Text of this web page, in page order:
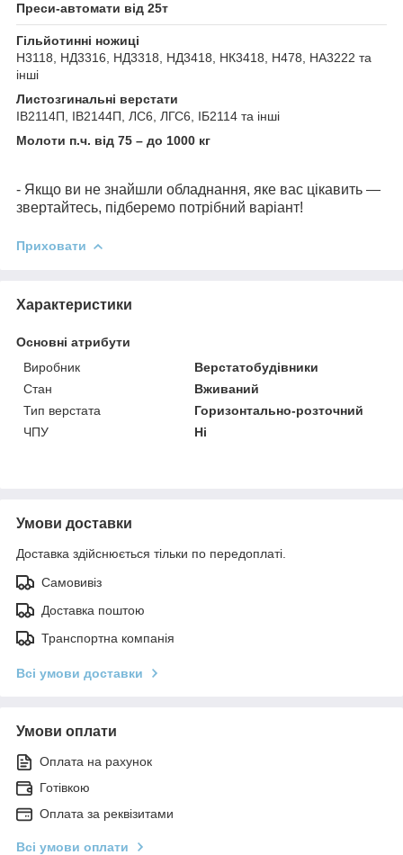
Преси-автомати від 25т
Гільйотинні ножиці
Н3118, НД3316, НД3318, НД3418, НК3418, Н478, НА3222 та
інші
Листозгинальні верстати
ІВ2114П, ІВ2144П, ЛС6, ЛГС6, ІБ2114 та інші
Молоти п.ч. від 75 – до 1000 кг
- Якщо ви не знайшли обладнання, яке вас цікавить —
звертайтесь, підберемо потрібний варіант!
Приховати
Характеристики
Основні атрибути
Виробник
Верстатобудівники
Стан
Вживаний
Тип верстата
Горизонтально-розточний
ЧПУ
Ні
Умови доставки
Доставка здійснюється тільки по передоплаті.
Самовивіз
Доставка поштою
Транспортна компанія
Всі умови доставки
Умови оплати
Оплата на рахунок
Готівкою
Оплата за реквізитами
Всі умови оплати